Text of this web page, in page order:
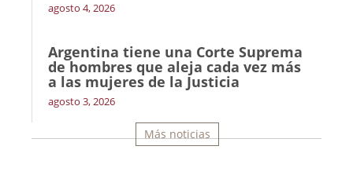
agosto 4, 2026
Argentina tiene una Corte Suprema
de hombres que aleja cada vez más
a las mujeres de la Justicia
agosto 3, 2026
Más noticias